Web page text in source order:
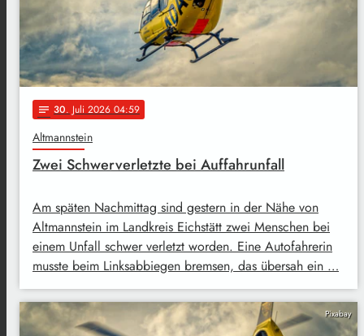
notes 30. Juli 2026 04:59
Altmannstein
Zwei Schwerverletzte bei Auffahrunfall
Am späten Nachmittag sind gestern in der Nähe von
Altmannstein im Landkreis Eichstätt zwei Menschen bei
einem Unfall schwer verletzt worden. Eine Autofahrerin
musste beim Linksabbiegen bremsen, das übersah ein …
Pixabay